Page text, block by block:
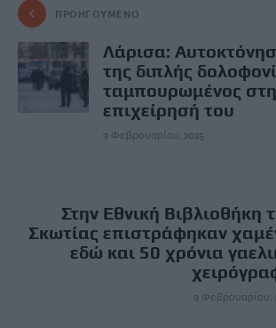
ΠΡΟΗΓΟΎΜΕΝΟ
Λάρισα:
της διπλής
ταμπουρωμένος
επιχείρησή του
9 Φεβρουαρίου, 2025
Στην Εθνική Βιβλιοθήκη
Σκωτίας επιστράφηκαν
εδώ και 50 χρόνια
9 Φεβρουαρίου,